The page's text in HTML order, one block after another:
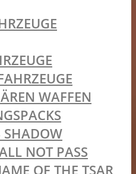
WAFFEN
SHADOW
NOT PASS